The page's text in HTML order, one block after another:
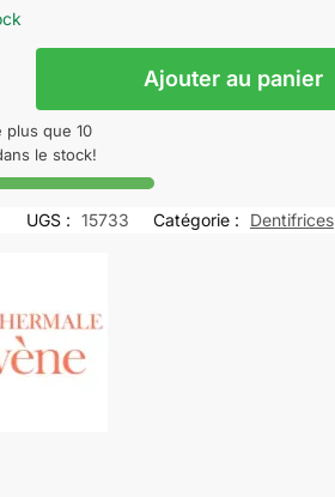
Ajouter au panier
plus que 10
le stock!
UGS : 15733 Catégorie : Dentifrices